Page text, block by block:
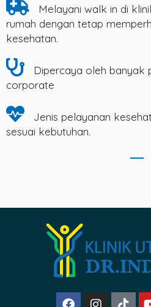
Melayani walk in di
rumah dengan tetap
kesehatan.
Dipercaya oleh banyak
corporate
Jenis pelayanan
sesuai kebutuhan.